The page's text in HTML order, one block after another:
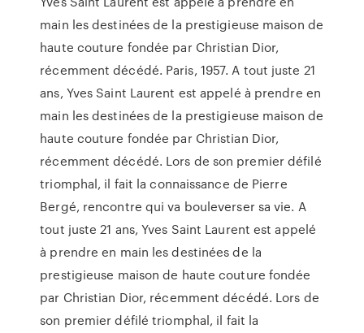
main les destinées de la prestigieuse maison de
haute couture fondée par Christian Dior,
récemment décédé. Paris, 1957. A tout juste 21
ans, Yves Saint Laurent est appelé à prendre en
main les destinées de la prestigieuse maison de
haute couture fondée par Christian Dior,
récemment décédé. Lors de son premier défilé
triomphal, il fait la connaissance de Pierre
Bergé, rencontre qui va bouleverser sa vie. A
tout juste 21 ans, Yves Saint Laurent est appelé
à prendre en main les destinées de la
prestigieuse maison de haute couture fondée
par Christian Dior, récemment décédé. Lors de
son premier défilé triomphal, il fait la